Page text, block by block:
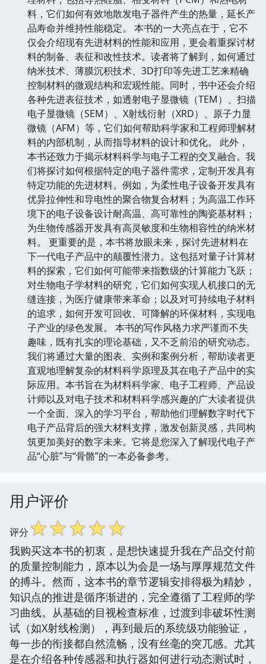
料，它们如何有效地散发电子器件产生的热量，延长产
品寿命并维持性能稳定。 本书的一大亮点在于，它不
仅会介绍现有先进材料的性能和应用，更会着重探讨材
料的制备、表征和改性技术。读者将了解到，如何通过
纳米技术、薄膜沉积技术、3D打印等先进工艺来精确
控制材料的微观结构和宏观性能。同时，书中还会介绍
各种先进表征技术，如透射电子显微镜（TEM）、扫描
电子显微镜（SEM）、X射线衍射（XRD）、原子力显
微镜（AFM）等，它们如何帮助科学家和工程师理解材
料的内部机制，从而指导材料的设计和优化。 此外，
本书还致力于揭示材料科学与电子工程的交叉融合。我
们将探讨如何根据特定的电子器件需求，定制开发具有
特定功能的先进材料。例如，为柔性电子设备开发具有
优异拉伸性和导电性的聚合物复合材料；为高温工作环
境下的电子设备设计耐高温、高可靠性的陶瓷基材料；
为生物传感器开发具有高灵敏度和生物相容性的纳米材
料。 更重要的是，本书将放眼未来，探讨先进材料在
下一代电子产品中的颠覆性潜力。这包括对量子计算材
料的探索，它们如何可能带来指数级的计算能力飞跃；
对生物电子学材料的研究，它们如何实现人机接口的无
缝连接，为医疗健康带来革命；以及对可持续电子材料
的追求，如何开发可回收、可降解的环保材料，实现电
子产业的绿色发展。 本书的写作风格力求严谨而不失
趣味，既有扎实的理论基础，又不乏前沿的研究动态。
我们将通过大量的图表、实例和案例分析，帮助读者更
直观地理解复杂的材料科学原理及其在电子产品中的实
际应用。本书旨在为材料科学家、电子工程师、产品设
计师以及对电子技术和材料科学感兴趣的广大读者提供
一个全面、深入的学习平台，帮助他们理解数字时代下
电子产品背后的强大材料支撑，激发创新灵感，共同构
筑更加美好的数字未来。它将是您深入了解现代电子产
品“心脏”与“骨骼”的一本必备参考。
用户评价
评分☆☆☆☆☆
我购买这本书的初衷，是想快速提升我在产品交付前
的质量控制能力，原本以为会是一场与厚厚规范文件
的搏斗。然而，这本书的章节逻辑安排得极为精妙，
知识点的推进是循序渐进的，完全遵循了工程师的学
习曲线。从基础的目视检查标准，过渡到非破坏性测
试（如X射线检测），再到最后的系统级功能验证，
每一步的衔接都自然流畅，没有丝毫的突兀感。尤其
是在介绍各种传感器和执行器如何进行动态测试时，